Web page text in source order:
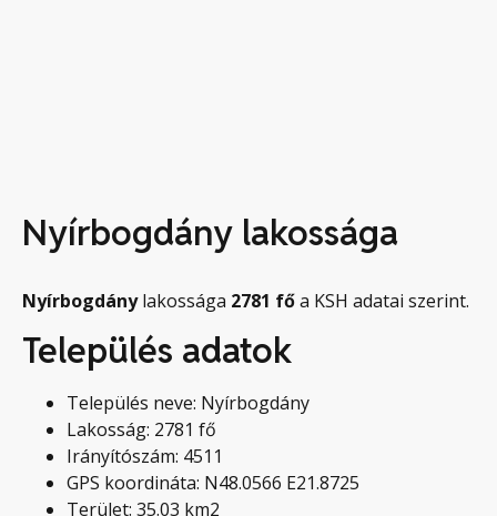
Nyírbogdány lakossága
Nyírbogdánylakossága 2781 főa KSH adatai szerint.
Település adatok
Település neve: Nyírbogdány
Lakosság: 2781 fő
Irányítószám: 4511
GPS koordináta: N48.0566 E21.8725
Terület: 35.03 km2